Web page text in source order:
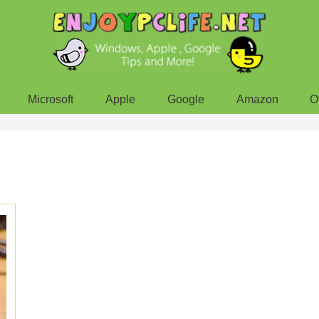
Microsoft Apple Google Amazon